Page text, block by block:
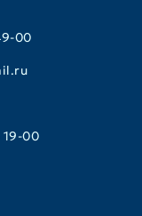
00
00